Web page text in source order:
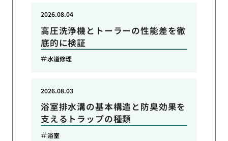
高圧洗浄機とトーラーの性能差を徹
底的に検証
2026.08.04
水道修理
浴室排水溝の基本構造と防臭効果を
支えるトラップの種類
2026.08.03
浴室